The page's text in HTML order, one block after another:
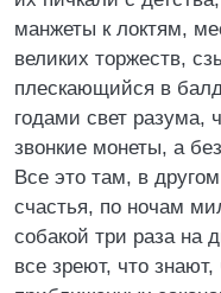
манжеты к локтям,
великих торжеств,
плескающийся в
годами свет разума,
звонкие монеты, а
Все это там, в
счастья, по ночам
собакой три раза на
все зреют, что